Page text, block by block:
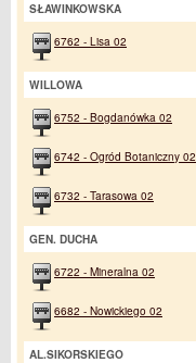
SŁAWINKOWSKA
6762 - Lisa 02
WILLOWA
6752 - Bogdanówka 02
6742 - Ogród Botaniczny 02
6732 - Tarasowa 02
GEN. DUCHA
6722 - Mineralna 02
6682 - Nowickiego 02
AL.SIKORSKIEGO